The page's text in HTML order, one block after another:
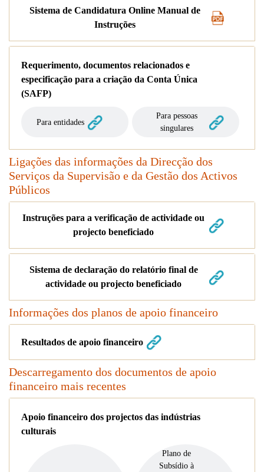
Sistema de Candidatura Online Manual de
Instruções
Requerimento, documentos relacionados e
especificação para a criação da Conta Única
(SAFP)
Para entidades
Para pessoas
singulares
Ligações das informações da Direcção dos
Serviços da Supervisão e da Gestão dos Activos
Públicos
Instruções para a verificação de actividade ou
projecto beneficiado
Sistema de declaração do relatório final de
actividade ou projecto beneficiado
Informações dos planos de apoio financeiro
Resultados de apoio financeiro
Descarregamento dos documentos de apoio
financeiro mais recentes
Apoio financeiro dos projectos das indústrias
culturais
Plano de
Subsídio à